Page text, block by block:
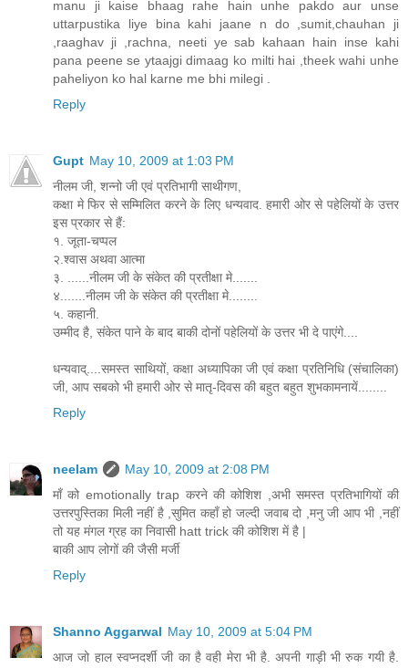
manu ji kaise bhaag rahe hain unhe pakdo aur unse
uttarpustika liye bina kahi jaane n do ,sumit,chauhan ji
,raaghav ji ,rachna, neeti ye sab kahaan hain inse kahi
pana peene se ytaajgi dimaag ko milti hai ,theek wahi unhe
paheliyon ko hal karne me bhi milegi .
Reply
Gupt May 10, 2009 at 1:03 PM
नीलम जी, शन्नो जी एवं प्रतिभागी साथीगण,
कक्षा मे फिर से सम्मिलित करने के लिए धन्यवाद. हमारी ओर से पहेलियों के उत्तर
इस प्रकार से हैं:
१. जूता-चप्पल
२.श्वास अथवा आत्मा
३. ......नीलम जी के संकेत की प्रतीक्षा मे.......
४.......नीलम जी के संकेत की प्रतीक्षा मे........
५. कहानी.
उम्मीद है, संकेत पाने के बाद बाकी दोनों पहेलियों के उत्तर भी दे पाएंगे....
धन्यवाद्....समस्त साथियों, कक्षा अध्यापिका जी एवं कक्षा प्रतिनिधि (संचालिका)
जी, आप सबको भी हमारी ओर से मातृ-दिवस की बहुत बहुत शुभकामनायें........
Reply
neelam
May 10, 2009 at 2:08 PM
माँ को emotionally trap करने की कोशिश ,अभी समस्त प्रतिभागियों की
उत्तरपुस्तिका मिली नहीं है ,सुमित कहाँ हो जल्दी जवाब दो ,मनु जी आप भी ,नहीं
तो यह मंगल ग्रह का निवासी hatt trick की कोशिश में है |
बाकी आप लोगों की जैसी मर्जी
Reply
Shanno Aggarwal May 10, 2009 at 5:04 PM
आज जो हाल स्वप्नदर्शी जी का है वही मेरा भी है. अपनी गाड़ी भी रुक गयी है.